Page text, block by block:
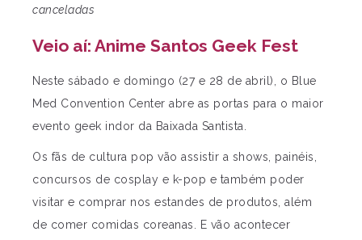
canceladas
Veio aí: Anime Santos Geek Fest
Neste sábado e domingo (27 e 28 de abril), o Blue
Med Convention Center abre as portas para o maior
evento geek indor da Baixada Santista.
Os fãs de cultura pop vão assistir a shows, painéis,
concursos de cosplay e k-pop e também poder
visitar e comprar nos estandes de produtos, além
de comer comidas coreanas. E vão acontecer